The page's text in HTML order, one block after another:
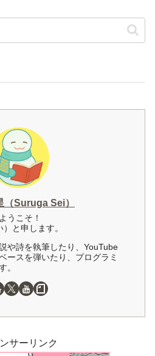
（Suruga Sei）
うこそ！
と申します。
や詩を執筆したり、YouTube
ースを弾いたり、プログラミ
。
サーリンク